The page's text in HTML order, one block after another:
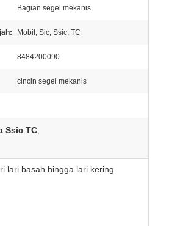
Bagian segel mekanis
Mobil, Sic, Ssic, TC
8484200090
cincin segel mekanis
Ssic TC,
lari basah hingga lari kering